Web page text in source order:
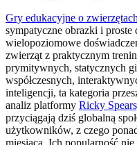
Gry edukacyjne o
sympatyczne obrazki i
wielopoziomowe
zwierząt z praktycznym
prymitywnych, statycznych
współczesnych,
inteligencji, ta kategoria
analiz platformy Ricky
przyciągają dziś globalną
użytkowników, z czego